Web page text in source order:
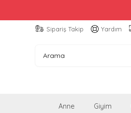
Sipariş Takip Yardım
Anne Giyim